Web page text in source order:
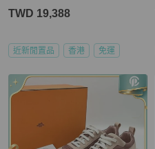
TWD 19,388
近新閒置品 香港 免運